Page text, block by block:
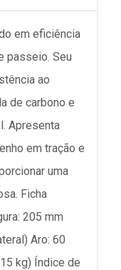
em eficiência
passeio. Seu
ao
de carbono e
Apresenta
em tração e
uma
Ficha
205 mm
Aro: 60
kg) Índice de